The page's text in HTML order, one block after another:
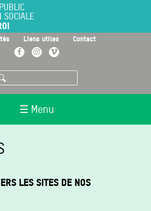
principal
SOCIALE
Liens utiles Contact
FacebookInstagramVimeo
☰ Menu
LES SITES DE NOS